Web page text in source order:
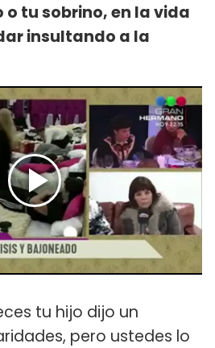
tu sobrino, en la vida
insultando a la
tu hijo dijo un
pero ustedes lo